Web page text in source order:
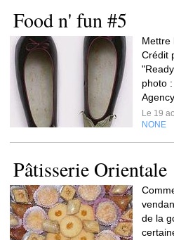
Food n' fun #5
Mettre
Crédit
photo
Le 19
NONE
Pâtisserie Orientale
de la